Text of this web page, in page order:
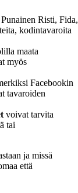
Risti, Fida,
kodintavaroita
maata
myös
Facebookin
tavaroiden
voivat tarvita
tai
ja missä
että